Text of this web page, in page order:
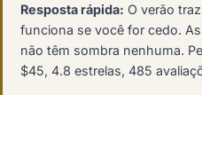
Resposta rápida: O verão
funciona se você for cedo.
não têm sombra nenhuma.
$45, 4.8 estrelas, 485